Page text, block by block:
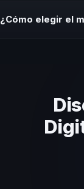
¿Cómo elegir el